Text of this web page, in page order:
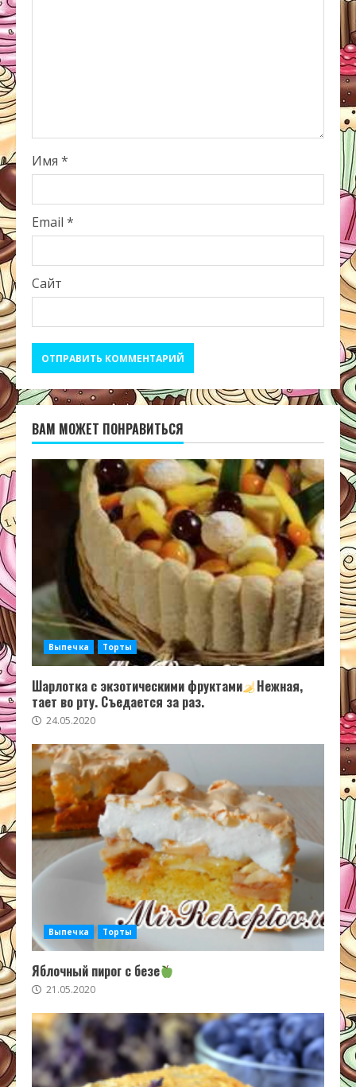
Имя *
Email *
Сайт
ВАМ МОЖЕТ ПОНРАВИТЬСЯ
Выпечка Торты
Шарлотка с экзотическими фруктами
Нежная,
тает во рту. Съедается за раз.
24.05.2020
Выпечка Торты
Яблочный пирог с безе
21.05.2020